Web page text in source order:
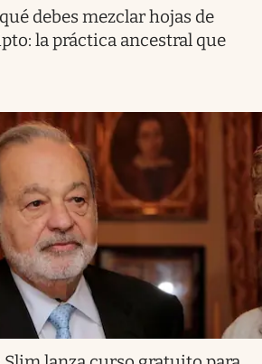
debes mezclar hojas de
la práctica ancestral que